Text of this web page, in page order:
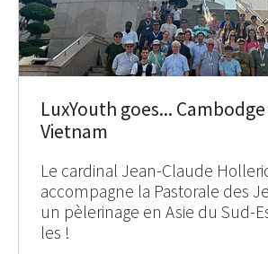
LuxYouth goes...
Vietnam
Le cardinal Jean-Claude
accompagne la Pastorale des
un pèlerinage en Asie du Sud-
les !